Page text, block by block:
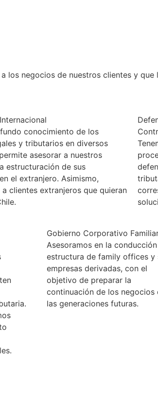
los negocios de nuestros clientes y
conocimiento de los
y tributarios en diversos
asesorar a nuestros
estructuración de sus
el extranjero. Asimismo,
a clientes extranjeros que quieran
Gobierno Corporativo
Asesoramos en la
estructura de family offices y
empresas derivadas, con el
objetivo de preparar la
continuación de los negocios
las generaciones futuras.